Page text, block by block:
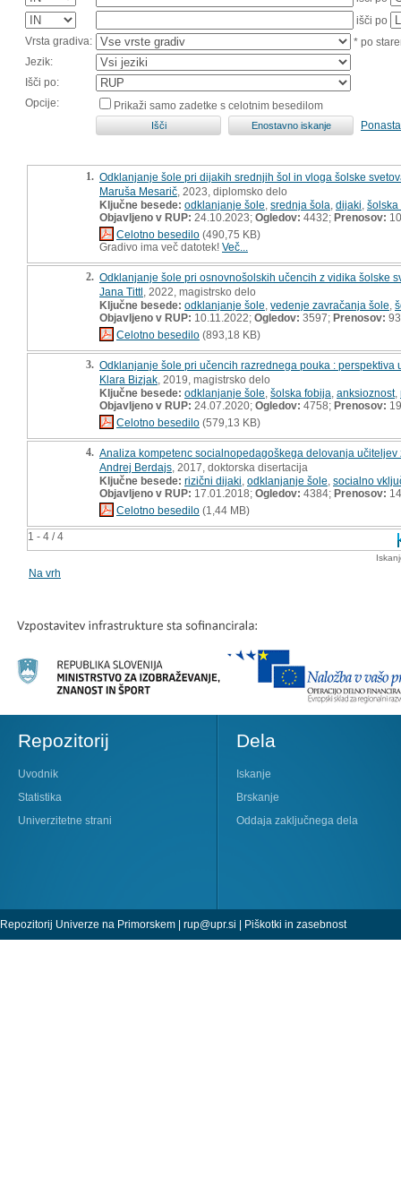
išči po
Vrsta gradiva:
* po
Jezik:
Išči po:
Opcije:
Prikaži samo zadetke s celotnim besedilom
1 - 4 / 4
1. Odklanjanje šole pri dijakih srednjih šol in vloga šolske
Maruša Mesarič , 2023, diplomsko delo
Ključne besede: odklanjanje šole srednja šola dijaki šolska
Objavljeno v RUP: 24.10.2023; Ogledov: 4432; Prenosov:
Celotno besedilo (490,75 KB)
Gradivo ima več datotek! Več...
2. Odklanjanje šole pri osnovnošolskih učencih z vidika šolske
Jana Tittl , 2022, magistrsko delo
Ključne besede: odklanjanje šole vedenje zavračanja šole
Objavljeno v RUP: 10.11.2022; Ogledov: 3597; Prenosov: 93
Celotno besedilo (893,18 KB)
3. Odklanjanje šole pri učencih razrednega pouka : perspektiva
Klara Bizjak , 2019, magistrsko delo
Ključne besede: odklanjanje šole šolska fobija anksioznost,
Objavljeno v RUP: 24.07.2020; Ogledov: 4758; Prenosov:
Celotno besedilo (579,13 KB)
4. Analiza kompetenc socialnopedagoškega delovanja
Andrej Berdajs , 2017, doktorska disertacija
Ključne besede: rizični dijaki odklanjanje šole socialno
Objavljeno v RUP: 17.01.2018; Ogledov: 4384; Prenosov:
Celotno besedilo (1,44 MB)
Na vrh
Repozitorij
Uvodnik
Statistika
Univerzitetne strani
Dela
Iskanje
Brskanje
Oddaja zaključnega dela
Repozitorij Univerze na Primorskem | rup@upr.si | Piškotki in zasebnost